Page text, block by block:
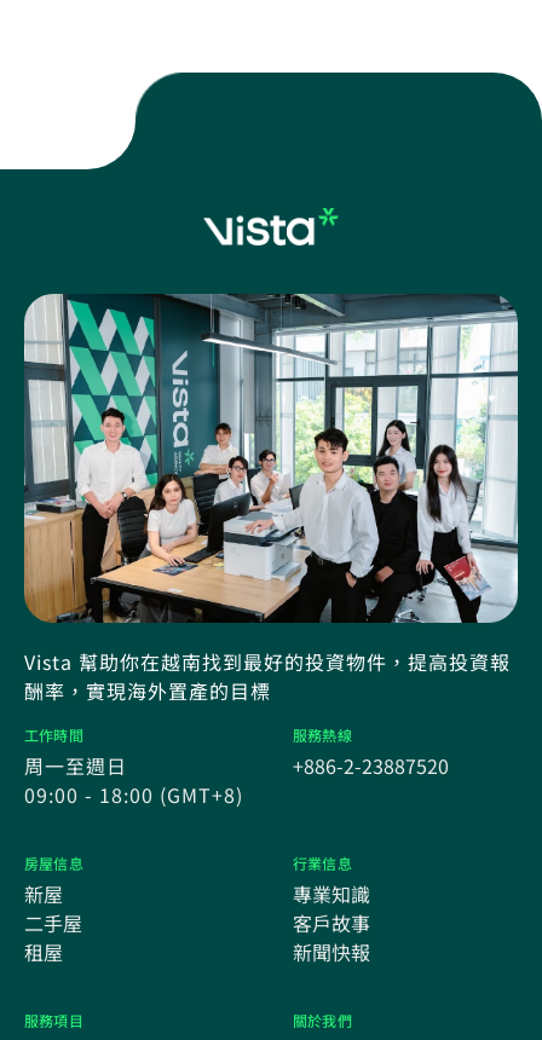
Vista 幫助你在越南找到最好的投資物件，提高投資報
酬率，實現海外置產的目標
工作時間
周一至週日
09:00 - 18:00 (GMT+8)
服務熱線
+886-2-23887520
房屋信息
新屋
二手屋
租屋
行業信息
專業知識
客戶故事
新聞快報
服務項目 關於我們